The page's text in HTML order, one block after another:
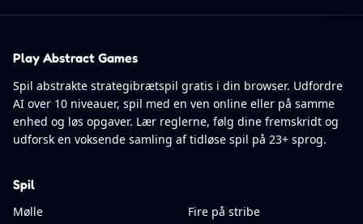
Play Abstract Games
Spil abstrakte strategibrætspil gratis i din browser. Udfordre
AI over 10 niveauer, spil med en ven online eller på samme
enhed og løs opgaver. Lær reglerne, følg dine fremskridt og
udforsk en voksende samling af tidløse spil på 23+ sprog.
Spil
Mølle
Fire på stribe